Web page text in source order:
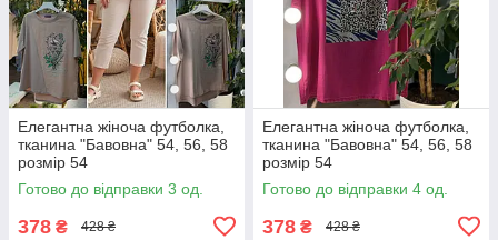
Елегантна жіноча футболка,
тканина "Бавовна" 54, 56, 58
розмір 54
Готово до відправки 3 од.
378 ₴ 428 ₴
Елегантна жіноча футболка,
тканина "Бавовна" 54, 56, 58
розмір 54
Готово до відправки 4 од.
378 ₴ 428 ₴